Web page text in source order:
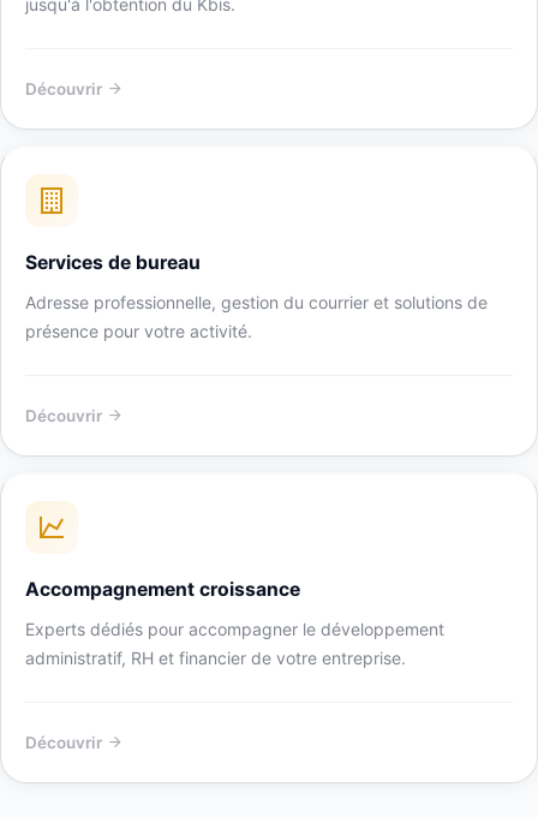
jusqu'à l'obtention du Kbis.
Découvrir
Services de bureau
Adresse professionnelle, gestion du courrier et solutions de
présence pour votre activité.
Découvrir
Accompagnement croissance
Experts dédiés pour accompagner le développement
administratif, RH et financier de votre entreprise.
Découvrir